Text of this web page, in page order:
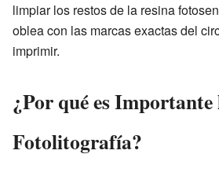
limpiar los restos de la resina
oblea con las marcas exactas del
imprimir.
¿Por qué es Importante
Fotolitografía?